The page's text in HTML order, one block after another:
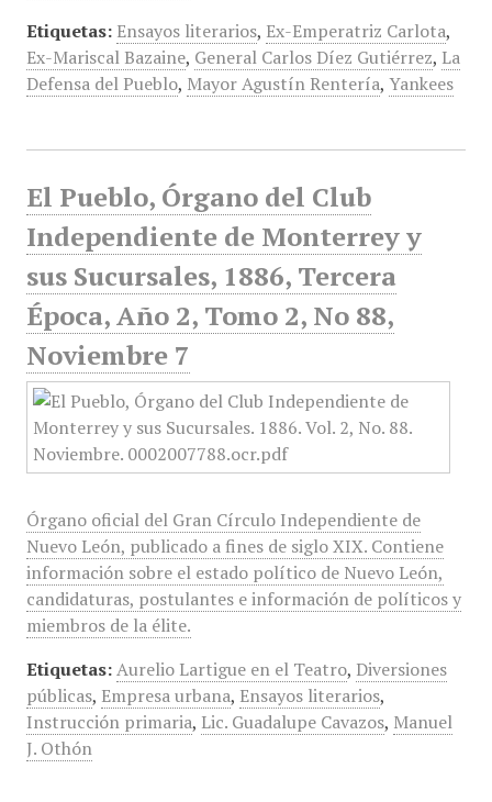
Etiquetas: Ensayos literarios, Ex-Emperatriz Carlota,
Ex-Mariscal Bazaine, General Carlos Díez Gutiérrez, La
Defensa del Pueblo, Mayor Agustín Rentería, Yankees
El Pueblo, Órgano del Club
Independiente de Monterrey y
sus Sucursales, 1886, Tercera
Época, Año 2, Tomo 2, No 88,
Noviembre 7
Órgano oficial del Gran Círculo Independiente de
Nuevo León, publicado a fines de siglo XIX. Contiene
información sobre el estado político de Nuevo León,
candidaturas, postulantes e información de políticos y
miembros de la élite.
Etiquetas: Aurelio Lartigue en el Teatro, Diversiones
públicas, Empresa urbana, Ensayos literarios,
Instrucción primaria, Lic. Guadalupe Cavazos, Manuel
J. Othón